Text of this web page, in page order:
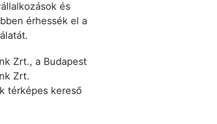
és
érhessék el a
Zrt., a Budapest
Zrt.
térképes kereső